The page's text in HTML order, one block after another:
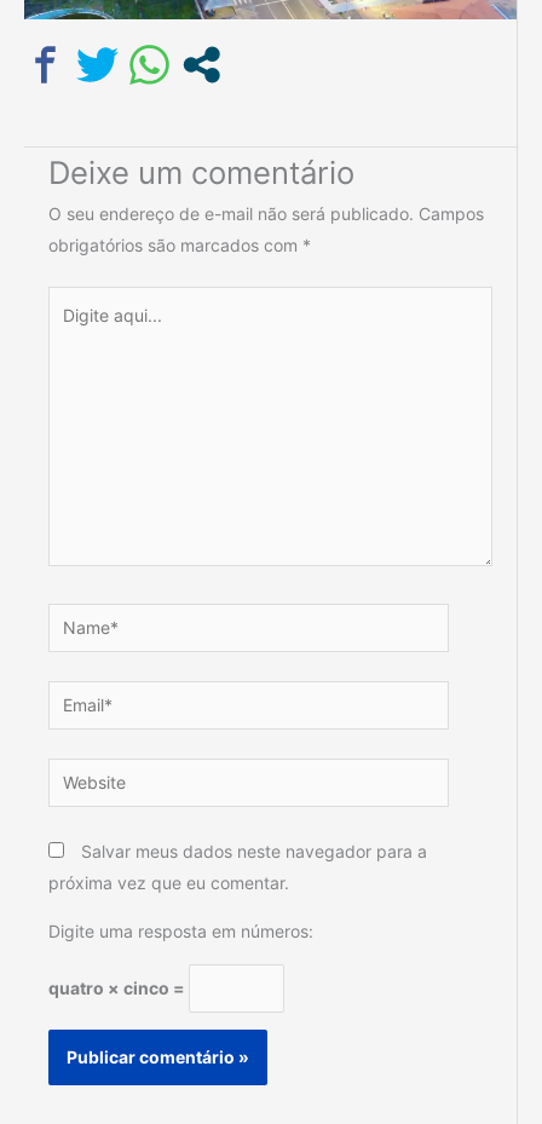
Deixe um comentário
O seu endereço de e-mail não será publicado. Campos
obrigatórios são marcados com *
aqui...
Name*
Email*
Website
Salvar meus dados neste navegador para a
próxima vez que eu comentar.
Digite uma resposta em números:
quatro × cinco =